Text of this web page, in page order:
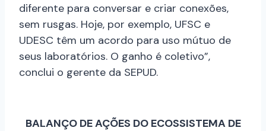
diferente para conversar e criar conexões,
sem rusgas. Hoje, por exemplo, UFSC e
UDESC têm um acordo para uso mútuo de
seus laboratórios. O ganho é coletivo”,
conclui o gerente da SEPUD.
BALANÇO DE AÇÕES DO ECOSSISTEMA DE